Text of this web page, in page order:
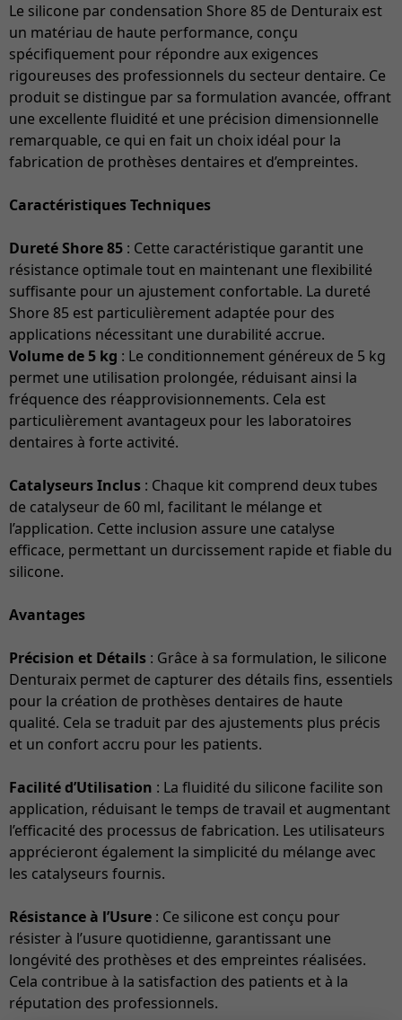
Le silicone par condensation Shore 85 de Denturaix est
un matériau de haute performance, conçu
spécifiquement pour répondre aux exigences
rigoureuses des professionnels du secteur dentaire. Ce
produit se distingue par sa formulation avancée, offrant
une excellente fluidité et une précision dimensionnelle
remarquable, ce qui en fait un choix idéal pour la
fabrication de prothèses dentaires et d’empreintes.
Caractéristiques Techniques
Dureté Shore 85 : Cette caractéristique garantit une
résistance optimale tout en maintenant une flexibilité
suffisante pour un ajustement confortable. La dureté
Shore 85 est particulièrement adaptée pour des
applications nécessitant une durabilité accrue.
Volume de 5 kg : Le conditionnement généreux de 5 kg
permet une utilisation prolongée, réduisant ainsi la
fréquence des réapprovisionnements. Cela est
particulièrement avantageux pour les laboratoires
dentaires à forte activité.
Catalyseurs Inclus : Chaque kit comprend deux tubes
de catalyseur de 60 ml, facilitant le mélange et
l’application. Cette inclusion assure une catalyse
efficace, permettant un durcissement rapide et fiable du
silicone.
Avantages
Précision et Détails : Grâce à sa formulation, le silicone
Denturaix permet de capturer des détails fins, essentiels
pour la création de prothèses dentaires de haute
qualité. Cela se traduit par des ajustements plus précis
et un confort accru pour les patients.
Facilité d’Utilisation : La fluidité du silicone facilite son
application, réduisant le temps de travail et augmentant
l’efficacité des processus de fabrication. Les utilisateurs
apprécieront également la simplicité du mélange avec
les catalyseurs fournis.
Résistance à l’Usure : Ce silicone est conçu pour
résister à l’usure quotidienne, garantissant une
longévité des prothèses et des empreintes réalisées.
Cela contribue à la satisfaction des patients et à la
réputation des professionnels.